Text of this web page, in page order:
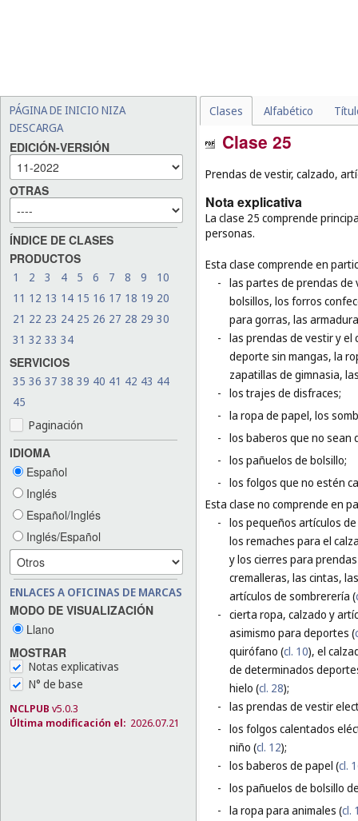
PÁGINA DE INICIO NIZA
DESCARGA
EDICIÓN-VERSIÓN
OTRAS
ÍNDICE DE CLASES
PRODUCTOS
1 2 3 4 5 6 7 8 9
10
11 12 13 14 15 16 17 18 19 20
21 22 23 24 25 26 27 28 29 30
31 32 33 34
SERVICIOS
35 36 37 38 39 40 41 42 43 44
45
Paginación
IDIOMA
Español
Inglés
Español/Inglés
Inglés/Español
ENLACES A OFICINAS DE MARCAS
MODO DE VISUALIZACIÓN
Llano
MOSTRAR
Notas explicativas
N° de base
NCLPUB v5.0.3
Última modificación el: 2026.07.21
Clases Alfabético
Clase 25
Prendas de vestir, calzado,
Nota explicativa
La clase 25 comprende
personas.
Esta clase comprende en
- las partes de prendas de
bolsillos, los forros
para gorras, las
- las prendas de vestir y el
deporte sin mangas, la
zapatillas de gimnasia,
- los trajes de disfraces;
- la ropa de papel, los
- los baberos que no sean
- los pañuelos de bolsillo;
- los folgos que no estén
Esta clase no comprende en
- los pequeños artículos
los remaches para el
y los cierres para
cremalleras, las cintas,
artículos de sombrerería (
- cierta ropa, calzado y
asimismo para deportes (
quirófano (cl. 10), el
de determinados
hielo (cl. 28);
- las prendas de vestir
- los folgos calentados
niño (cl. 12);
- los baberos de papel (cl.
- los pañuelos de bolsillo
- la ropa para animales (cl.